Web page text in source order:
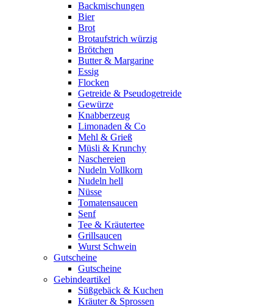
Backmischungen
Bier
Brot
Brotaufstrich würzig
Brötchen
Butter & Margarine
Essig
Flocken
Getreide & Pseudogetreide
Gewürze
Knabberzeug
Limonaden & Co
Mehl & Grieß
Müsli & Krunchy
Naschereien
Nudeln Vollkorn
Nudeln hell
Nüsse
Tomatensaucen
Senf
Tee & Kräutertee
Grillsaucen
Wurst Schwein
Gutscheine
Gutscheine
Gebindeartikel
Süßgebäck & Kuchen
Kräuter & Sprossen